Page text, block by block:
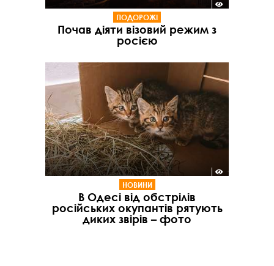
ПОДОРОЖІ
Почав діяти візовий режим з
росією
НОВИНИ
В Одесі від обстрілів
російських окупантів рятують
диких звірів – фото